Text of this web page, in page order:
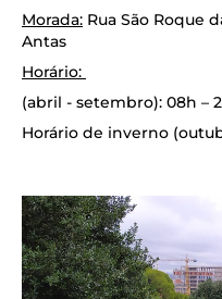
Morada: Rua São Roque
Antas
Horário:
(abril - setembro): 08h –
Horário de inverno